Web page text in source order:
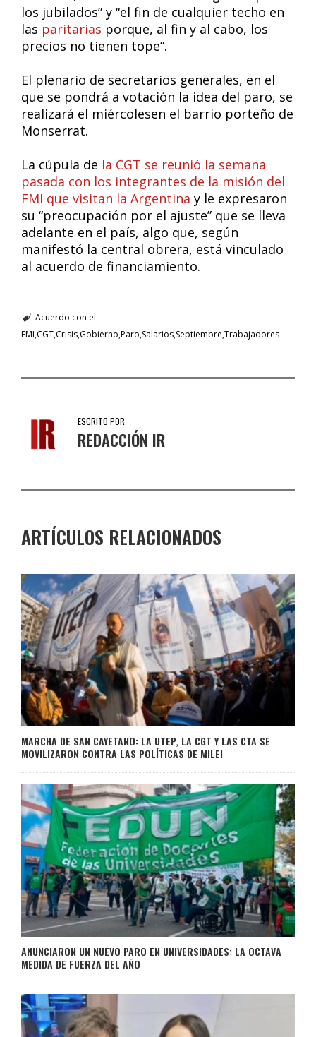
los jubilados” y “el fin de cualquier techo en
las paritarias porque, al fin y al cabo, los
precios no tienen tope”.
El plenario de secretarios generales, en el
que se pondrá a votación la idea del paro, se
realizará el miércolesen el barrio porteño de
Monserrat.
La cúpula de la CGT se reunió la semana
pasada con los integrantes de la misión del
FMI que visitan la Argentina y le expresaron
su “preocupación por el ajuste” que se lleva
adelante en el país, algo que, según
manifestó la central obrera, está vinculado
al acuerdo de financiamiento.
Acuerdo con el
FMI CGT Crisis Gobierno Paro Salarios Septiembre Trabajadores
ESCRITO POR
REDACCIÓN IR
ARTÍCULOS RELACIONADOS
MARCHA DE SAN CAYETANO: LA UTEP, LA CGT Y LAS CTA SE
MOVILIZARON CONTRA LAS POLÍTICAS DE MILEI
ANUNCIARON UN NUEVO PARO EN UNIVERSIDADES: LA OCTAVA
MEDIDA DE FUERZA DEL AÑO